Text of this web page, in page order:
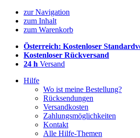
zur Navigation
zum Inhalt
zum Warenkorb
Österreich: Kostenloser
Kostenloser Rückversand
24 h Versand
Hilfe
Wo ist meine Bestellung?
Rücksendungen
Versandkosten
Zahlungsmöglichkeiten
Kontakt
Alle Hilfe-Themen